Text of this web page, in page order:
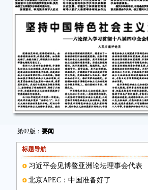
第02版： 要闻
标题导航
习近平会见博鳌亚洲论坛理事会代表
北京APEC：中国准备好了